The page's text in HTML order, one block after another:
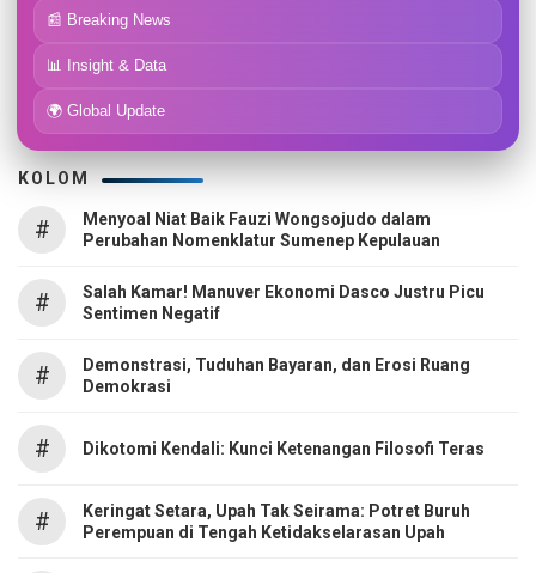
📰 Breaking News
📊 Insight & Data
🌍 Global Update
KOLOM
#
Menyoal Niat Baik Fauzi Wongsojudo dalam
Perubahan Nomenklatur Sumenep Kepulauan
#
Salah Kamar! Manuver Ekonomi Dasco Justru Picu
Sentimen Negatif
#
Demonstrasi, Tuduhan Bayaran, dan Erosi Ruang
Demokrasi
# Dikotomi Kendali: Kunci Ketenangan Filosofi Teras
#
Keringat Setara, Upah Tak Seirama: Potret Buruh
Perempuan di Tengah Ketidakselarasan Upah